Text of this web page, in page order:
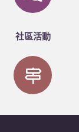
社區活動